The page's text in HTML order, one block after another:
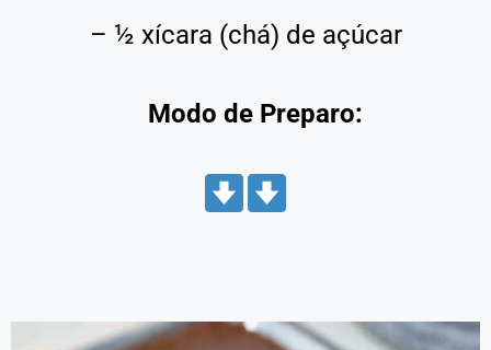
– ½ xícara (chá) de açúcar
Modo de Preparo: